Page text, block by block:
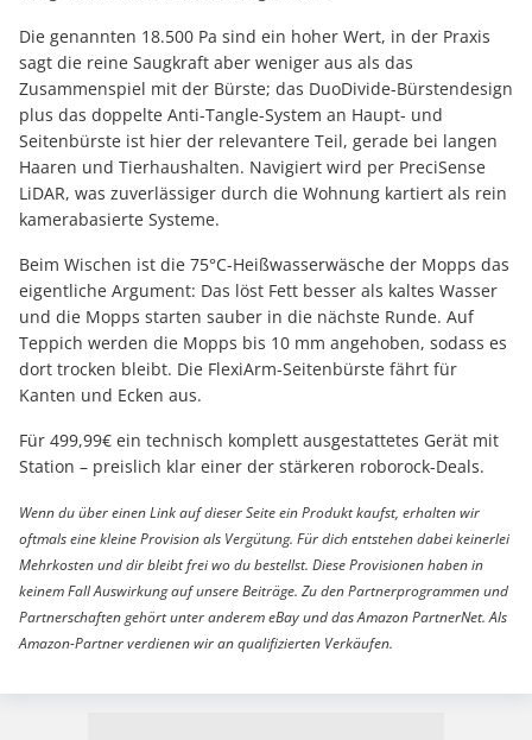
Die genannten 18.500 Pa sind ein hoher Wert, in der Praxis
sagt die reine Saugkraft aber weniger aus als das
Zusammenspiel mit der Bürste; das DuoDivide-Bürstendesign
plus das doppelte Anti-Tangle-System an Haupt- und
Seitenbürste ist hier der relevantere Teil, gerade bei langen
Haaren und Tierhaushalten. Navigiert wird per PreciSense
LiDAR, was zuverlässiger durch die Wohnung kartiert als rein
kamerabasierte Systeme.
Beim Wischen ist die 75°C-Heißwasserwäsche der Mopps das
eigentliche Argument: Das löst Fett besser als kaltes Wasser
und die Mopps starten sauber in die nächste Runde. Auf
Teppich werden die Mopps bis 10 mm angehoben, sodass es
dort trocken bleibt. Die FlexiArm-Seitenbürste fährt für
Kanten und Ecken aus.
Für 499,99€ ein technisch komplett ausgestattetes Gerät mit
Station – preislich klar einer der stärkeren roborock-Deals.
Wenn du über einen Link auf dieser Seite ein Produkt kaufst, erhalten wir
oftmals eine kleine Provision als Vergütung. Für dich entstehen dabei keinerlei
Mehrkosten und dir bleibt frei wo du bestellst. Diese Provisionen haben in
keinem Fall Auswirkung auf unsere Beiträge. Zu den Partnerprogrammen und
Partnerschaften gehört unter anderem eBay und das Amazon PartnerNet. Als
Amazon-Partner verdienen wir an qualifizierten Verkäufen.